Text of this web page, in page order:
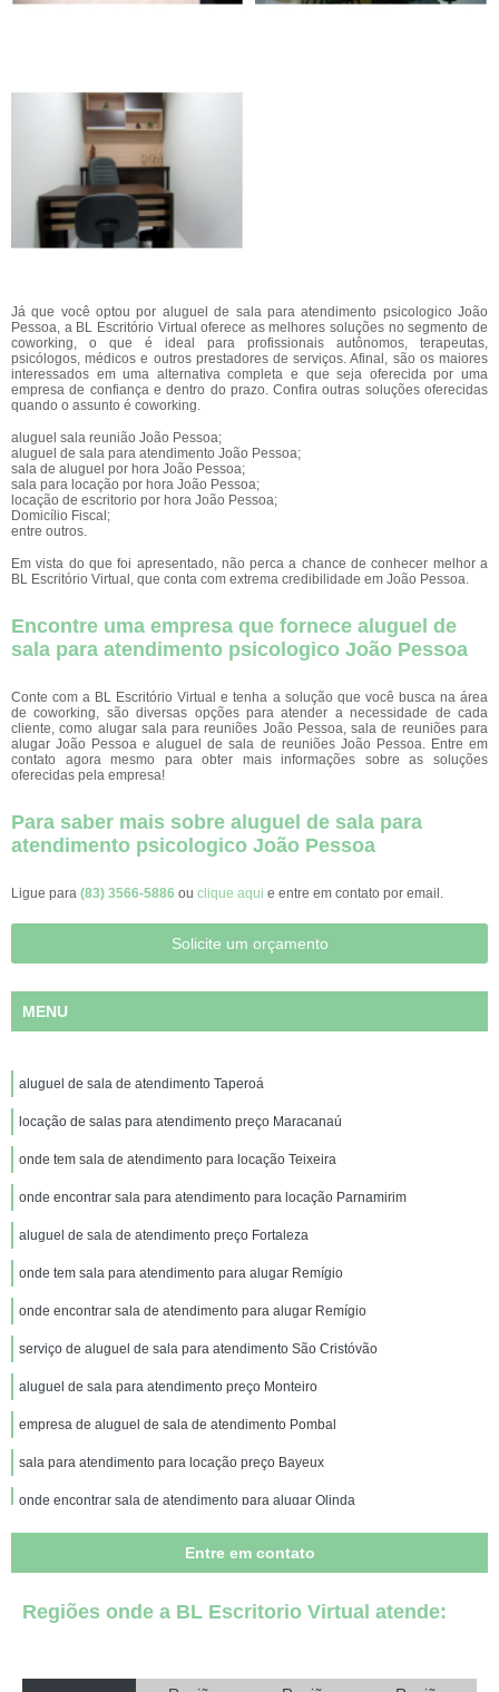
Já que você optou por aluguel de sala para atendimento psicologico João
Pessoa, a BL Escritório Virtual oferece as melhores soluções no segmento de
coworking, o que é ideal para profissionais autônomos, terapeutas,
psicólogos, médicos e outros prestadores de serviços. Afinal, são os maiores
interessados em uma alternativa completa e que seja oferecida por uma
empresa de confiança e dentro do prazo. Confira outras soluções oferecidas
quando o assunto é coworking.
aluguel sala reunião João Pessoa;
aluguel de sala para atendimento João Pessoa;
sala de aluguel por hora João Pessoa;
sala para locação por hora João Pessoa;
locação de escritorio por hora João Pessoa;
Domicílio Fiscal;
entre outros.
Em vista do que foi apresentado, não perca a chance de conhecer melhor a
BL Escritório Virtual, que conta com extrema credibilidade em João Pessoa.
Encontre uma empresa que fornece aluguel de
sala para atendimento psicologico João Pessoa
Conte com a BL Escritório Virtual e tenha a solução que você busca na área
de coworking, são diversas opções para atender a necessidade de cada
cliente, como alugar sala para reuniões João Pessoa, sala de reuniões para
alugar João Pessoa e aluguel de sala de reuniões João Pessoa. Entre em
contato agora mesmo para obter mais informações sobre as soluções
oferecidas pela empresa!
Para saber mais sobre aluguel de sala para
atendimento psicologico João Pessoa
Ligue para (83) 3566-5886 ou clique aqui e entre em contato por email.
Solicite um orçamento
MENU
aluguel de sala de atendimento Taperoá
locação de salas para atendimento preço Maracanaú
onde tem sala de atendimento para locação Teixeira
onde encontrar sala para atendimento para locação Parnamirim
aluguel de sala de atendimento preço Fortaleza
onde tem sala para atendimento para alugar Remígio
onde encontrar sala de atendimento para alugar Remígio
serviço de aluguel de sala para atendimento São Cristóvão
aluguel de sala para atendimento preço Monteiro
empresa de aluguel de sala de atendimento Pombal
sala para atendimento para locação preço Bayeux
onde encontrar sala de atendimento para alugar Olinda
onde encontrar sala de atendimento para locação Gado Bravo
sala para atendimento para alugar São João do Rio do Peixe
Entre em contato
Regiões onde a BL Escritorio Virtual atende: